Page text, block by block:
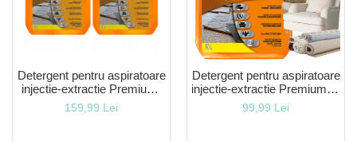
Detergent pentru aspiratoare
injectie-extractie Premium-
10 litri- un produs profesional
conceput pentru
159,99 Lei
Detergent pentru aspiratoare
injectie-extractie Premium- 5
litri- un produs profesional
conceput pentru
99,99 Lei